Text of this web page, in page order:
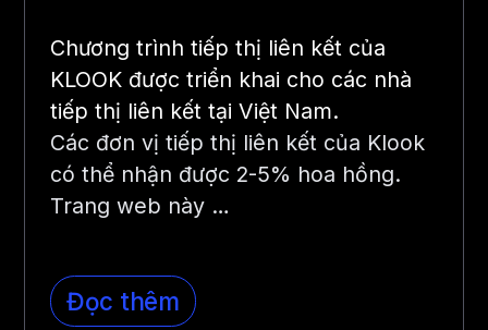
Chương trình tiếp thị liên kết của
KLOOK được triển khai cho các nhà
tiếp thị liên kết tại Việt Nam.
Các đơn vị tiếp thị liên kết của Klook
có thể nhận được 2-5% hoa hồng.
Trang web này …
Đọc thêm